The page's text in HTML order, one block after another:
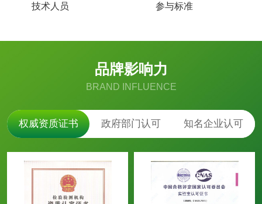
技术人员
参与标准
品牌影响力
BRAND INFLUENCE
权威资质证书 政府部门认可 知名企业认可